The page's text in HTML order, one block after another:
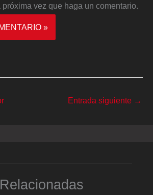
vez que haga un comentario.
Entrada siguiente →